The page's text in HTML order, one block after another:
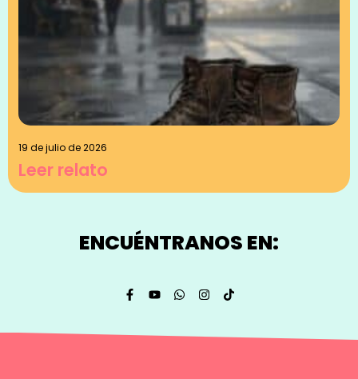
19 de julio de 2026
Leer relato
ENCUÉNTRANOS EN: